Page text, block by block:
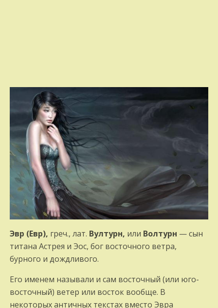
Эвр (Евр), греч., лат. Вултурн, или Волтурн — сын
титана Астрея и Эос, бог восточного ветра,
бурного и дождливого.
Его именем называли и сам восточный (или юго-
восточный) ветер или восток вообще. В
некоторых античных текстах вместо Эвра